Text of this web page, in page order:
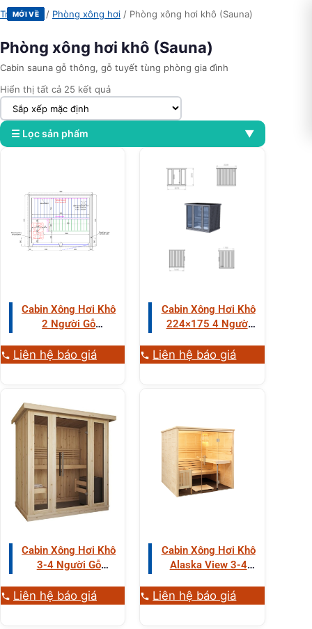
Trang chủ / Phòng xông hơi / Phòng xông hơi khô (Sauna)
Phòng xông hơi khô (Sauna)
Cabin sauna gỗ thông, gỗ tuyết tùng phòng gia đình
Hiển thị tất cả 25 kết quả
☰ Lọc sản phẩm ▼
MỚI VỀ
Cabin Xông Hơi Khô
2 Người Gỗ
Liên hệ báo giá
MỚI VỀ
Cabin Xông Hơi Khô
224×175 4 Người
Liên hệ báo giá
MỚI VỀ
Cabin Xông Hơi Khô
3-4 Người Gỗ
Liên hệ báo giá
MỚI VỀ
Cabin Xông Hơi Khô
Alaska View 3-4
Liên hệ báo giá
MỚI VỀ
MỚI VỀ
MỚI VỀ
MỚI VỀ
MỚI VỀ
MỚI VỀ
MỚI VỀ
MỚI VỀ
MỚI VỀ
MỚI VỀ
MỚI VỀ
MỚI VỀ
MỚI VỀ
MỚI VỀ
MỚI VỀ
MỚI VỀ
MỚI VỀ
MỚI VỀ
MỚI VỀ
MỚI VỀ
MỚI VỀ